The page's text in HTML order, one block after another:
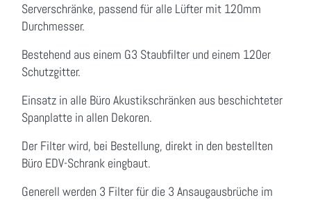
Serverschränke, passend für alle Lüfter mit 120mm
Durchmesser.
Bestehend aus einem G3 Staubfilter und einem 120er
Schutzgitter.
Einsatz in alle Büro Akustikschränken aus beschichteter
Spanplatte in allen Dekoren.
Der Filter wird, bei Bestellung, direkt in den bestellten
Büro EDV-Schrank eingbaut.
Generell werden 3 Filter für die 3 Ansaugausbrüche im